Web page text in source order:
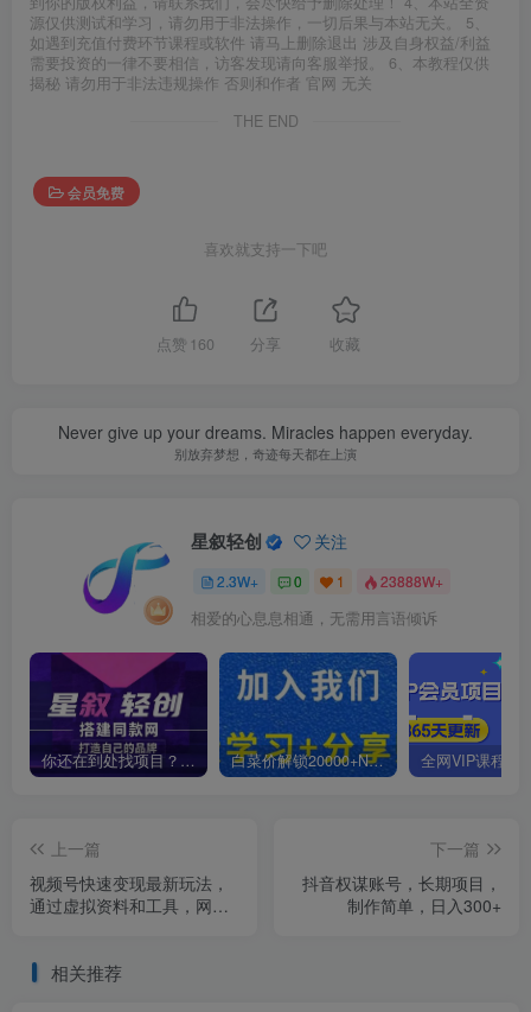
源仅供测试和学习，请勿用于非法操作，一切后果与本站无关。 5、
如遇到充值付费环节课程或软件 请马上删除退出 涉及自身权益/利益
需要投资的一律不要相信，访客发现请向客服举报。 6、本教程仅供
揭秘 请勿用于非法违规操作 否则和作者 官网 无关
THE END
会员免费
喜欢就支持一下吧
点赞 160 分享 收藏
Never give up your dreams. Miracles happen everyday.
别放弃梦想，奇迹每天都在上演
星叙轻创 关注
2.3W+ 0 1 23888W+
相爱的心息息相通，无需用言语倾诉
你还在到处找项目？还在当韭菜？我靠卖项目一个月收入5万+，曾经我也是个失败者。 白菜价解锁20000+N个赚钱机会，加入星叙轻创会员，全站资源免费学习。
上一篇
视频号快速变现最新玩法，
通过虚拟资料和工具，网盘
下一篇
抖音权谋账号，长期项目，
制作简单，日入300+
相关推荐